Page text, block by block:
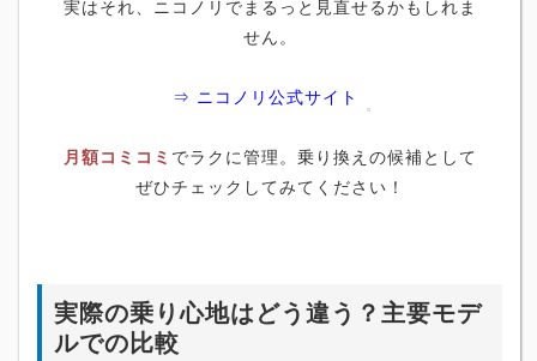
実はそれ、ニコノリでまるっと見直せるかもしれま
せん。
⇒ ニコノリ公式サイト
月額コミコミ でラクに管理。乗り換えの候補として
ぜひチェックしてみてください！
実際の乗り心地はどう違う？主要モデ
ルでの比較